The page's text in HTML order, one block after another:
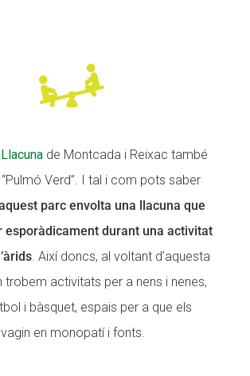
de Montcada i Reixac també
Verd”. I tal i com pots saber
parc envolta una llacuna que
esporàdicament durant una activitat
. Així doncs, al voltant d’aquesta
trobem activitats per a nens i nenes,
i bàsquet, espais per a que els
en monopatí i fonts.